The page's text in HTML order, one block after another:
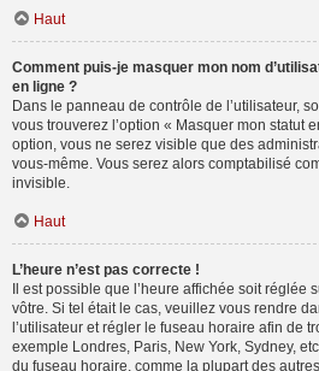
Haut
Comment puis-je masquer mon nom
en ligne ?
Dans le panneau de contrôle de l’utilisateur,
vous trouverez l’option « Masquer mon statut
option, vous ne serez visible que des
vous-même. Vous serez alors comptabilisé
invisible.
Haut
L’heure n’est pas correcte !
Il est possible que l’heure affichée soit réglée
vôtre. Si tel était le cas, veuillez vous rendre
l’utilisateur et régler le fuseau horaire afin de
exemple Londres, Paris, New York, Sydney,
du fuseau horaire, comme la plupart des